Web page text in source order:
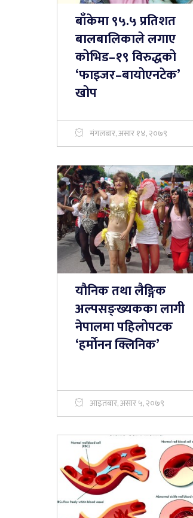
बाँकेमा ९५.५ प्रतिशत
बालबालिकाले लगाए
कोभिड–१९ विरुद्धको
‘फाइजर–बायोएनटेक’
खोप
मंगलबार, असार १४, २०७९
यौनिक तथा लैङ्गिक
अल्पसङ्ख्यकका लागी
नेपालमा पहिलोपटक
‘हर्माेनन क्लिनिक’
आइतबार, असार ५, २०७९